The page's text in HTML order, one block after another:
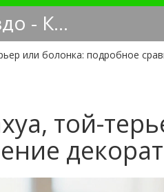
Орлиное Гнездо - Кинологический блог
или болонка: подробное
той-